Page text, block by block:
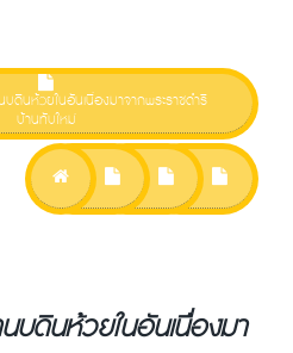
ดินห้วยในอันเนื่องมาจากพระราชดำริ
บ้านทับใหม่
บดินห้วยในอันเนื่องมา